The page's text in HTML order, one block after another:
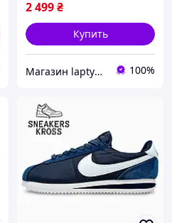
2 499₴
Купить
Магазин laptyclub. Спортивная обувь 100%